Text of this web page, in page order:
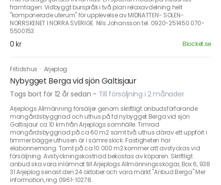
framtagen. Vidbyggt burspråk i två plan relaxavdelning helt
"komponerade uterum" för upplevelse av MIDNATTEN- SOLEN-
NORRSKENET I NORRA SVERIGE. Nils Johansson tel. 0920-251450 070-
5500153
0 kr Blocket.se
Fritidshus · Arjeplog
Nybygget Berga vid sjön Galtisjaur
Togs bort för 12 år sedan - Till försäljning i 2 månader
Arjeplogs Allmänning försäljer genom skriftligt anbudsförfarande
mangårdsbyggnad och uthus på fd nybygget Berga vid sjön
Galtisjaur ca 10 km från Arjeplogs samhälle. Timrad
mangårdsbyggnad på ca 60 m2 samt två uthus därav ett uppfört i
timmer bägge uthusen är i sämre skick. Fastigheten har
elabonnemang. Tomt på ca 10 000 m2 kommer att avstyckas vid
försäljning. Avstyckningskostnad bekostas av köparen. Skriftligt
anbud ska vara inlämnat till Arjeplogs Allmänningsskogar, Box 6, 938
31 Arjeplog senast den 24 oktober och vara märkt "Anbud Berga" Mer
information, ring 0961-10278.